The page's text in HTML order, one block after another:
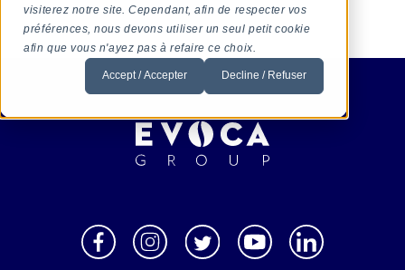
visiterez notre site. Cependant, afin de respecter vos
préférences, nous devons utiliser un seul petit cookie
afin que vous n'ayez pas à refaire ce choix.
Accept / Accepter Decline / Refuser